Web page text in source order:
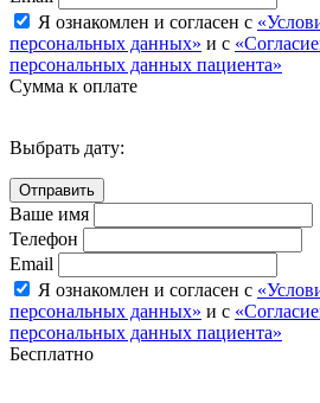
Я ознакомлен и согласен с
персональных данных» и с
персональных данных пациента»
Сумма к оплате
Выбрать дату:
Ваше имя
Телефон
Email
Я ознакомлен и согласен с
персональных данных» и с
персональных данных пациента»
Бесплатно